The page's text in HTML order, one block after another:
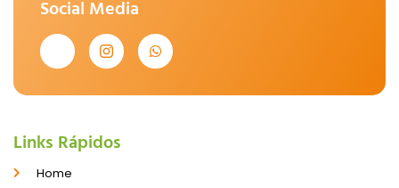
Social Media
Links Rápidos
Home